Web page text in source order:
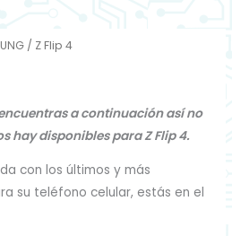
/ Z Flip 4
a continuación así no
hay disponibles para Z Flip 4.
con los últimos y más
su teléfono celular, estás en el